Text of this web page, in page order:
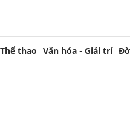
Thể thao Văn hóa - Giải trí